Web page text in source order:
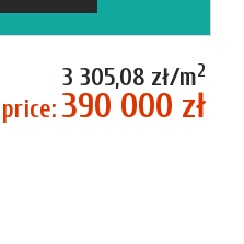
3 305,08 zł/m2
price: 390 000 zł